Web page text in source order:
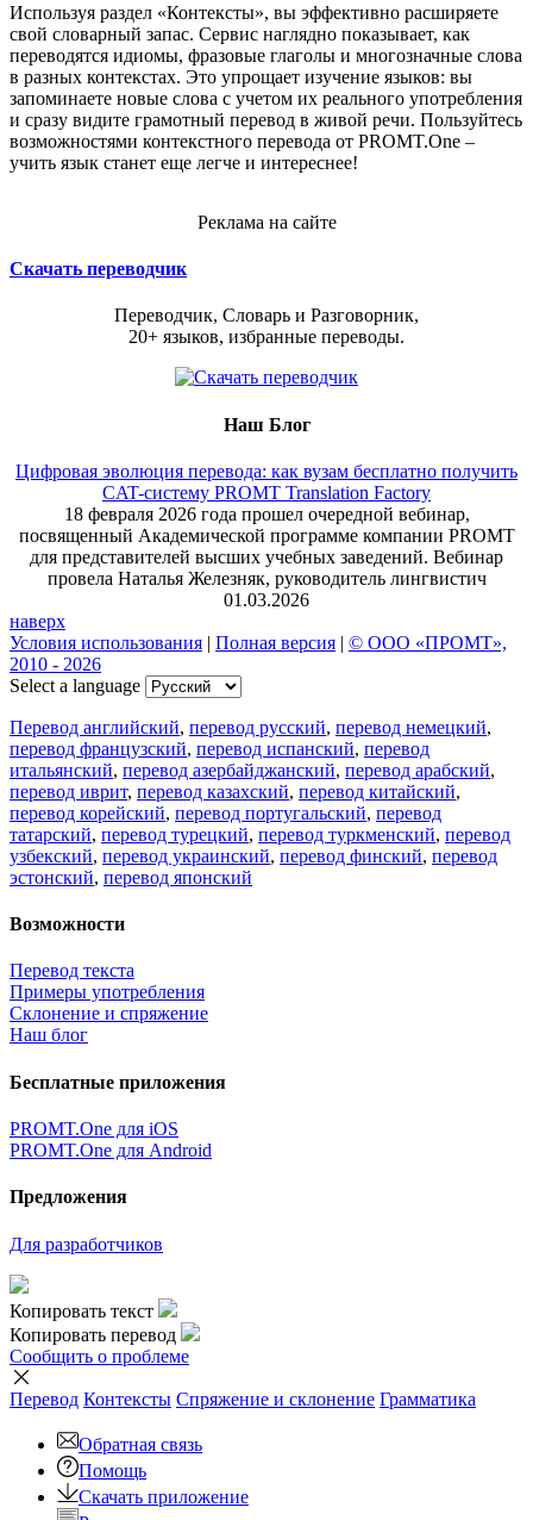
Используя раздел «Контексты», вы эффективно расширяете
свой словарный запас. Сервис наглядно показывает, как
переводятся идиомы, фразовые глаголы и многозначные слова
в разных контекстах. Это упрощает изучение языков: вы
запоминаете новые слова с учетом их реального употребления
и сразу видите грамотный перевод в живой речи. Пользуйтесь
возможностями контекстного перевода от PROMT.One –
учить язык станет еще легче и интереснее!
Реклама на сайте
Скачать переводчик
Переводчик, Словарь и Разговорник,
20+ языков, избранные переводы.
Наш Блог
Цифровая эволюция перевода: как вузам бесплатно получить
CAT-систему PROMT Translation Factory
18 февраля 2026 года прошел очередной вебинар,
посвященный Академической программе компании PROMT
для представителей высших учебных заведений. Вебинар
провела Наталья Железняк, руководитель лингвистич
01.03.2026
наверх
Условия использования | Полная версия | © ООО «ПРОМТ»,
2010 - 2026
Select a language
Перевод английский, перевод русский, перевод немецкий,
перевод французский, перевод испанский, перевод
итальянский, перевод азербайджанский, перевод арабский,
перевод иврит, перевод казахский, перевод китайский,
перевод корейский, перевод португальский, перевод
татарский, перевод турецкий, перевод туркменский, перевод
узбекский, перевод украинский, перевод финский, перевод
эстонский, перевод японский
Возможности
Перевод текста
Примеры употребления
Склонение и спряжение
Наш блог
Бесплатные приложения
PROMT.One для iOS
PROMT.One для Android
Предложения
Для разработчиков
Копировать текст
Копировать перевод
Сообщить о проблеме
Перевод Контексты Спряжение и склонение Грамматика
Обратная связь
Помощь
Скачать приложение